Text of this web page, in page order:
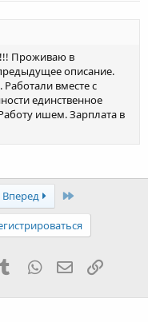
Проживаю в
описание.
вместе с
единственное
ишем. Зарплата в
Вперед Последняя
Tumblr WhatsApp Ссылка